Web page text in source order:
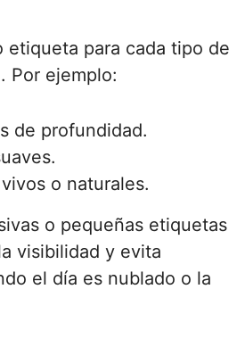
etiqueta para cada tipo de
Por ejemplo:
de profundidad.
o naturales.
o pequeñas etiquetas
visibilidad y evita
el día es nublado o la